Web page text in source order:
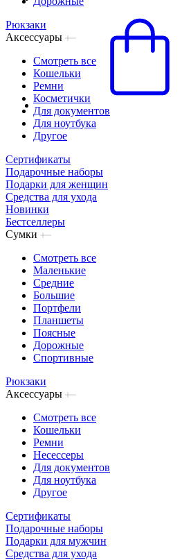
Рюкзаки
Аксессуары
Смотреть все
Кошельки
Ремни
Косметички
Для документов
Для ноутбука
Другое
Сертификаты
Подарочные наборы
Подарки для женщин
Средства для ухода
Новинки
Бестселлеры
Сумки
Смотреть все
Маленькие
Средние
Большие
Портфели
Планшеты
Поясные
Дорожные
Спортивные
Рюкзаки
Аксессуары
Смотреть все
Кошельки
Ремни
Несессеры
Для документов
Для ноутбука
Другое
Сертификаты
Подарочные наборы
Подарки для мужчин
Средства для ухода